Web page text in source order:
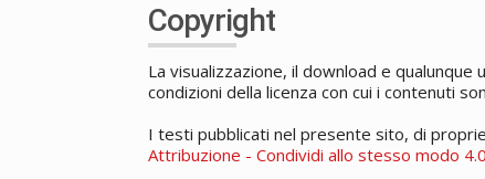
Copyright
La visualizzazione, il download e
condizioni della licenza con cui i contenuti
I testi pubblicati nel presente sito, di
Attribuzione - Condividi allo stesso modo